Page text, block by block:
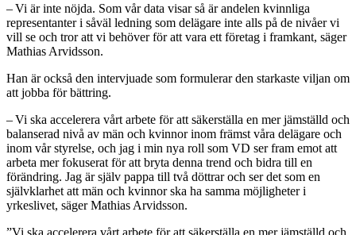
– Vi är inte nöjda. Som vår data visar så är andelen kvinnliga
representanter i såväl ledning som delägare inte alls på de nivåer vi
vill se och tror att vi behöver för att vara ett företag i framkant, säger
Mathias Arvidsson.
Han är också den intervjuade som formulerar den starkaste viljan om
att jobba för bättring.
– Vi ska accelerera vårt arbete för att säkerställa en mer jämställd och
balanserad nivå av män och kvinnor inom främst våra delägare och
inom vår styrelse, och jag i min nya roll som VD ser fram emot att
arbeta mer fokuserat för att bryta denna trend och bidra till en
förändring. Jag är själv pappa till två döttrar och ser det som en
självklarhet att män och kvinnor ska ha samma möjligheter i
yrkeslivet, säger Mathias Arvidsson.
”Vi ska accelerera vårt arbete för att säkerställa en mer jämställd och